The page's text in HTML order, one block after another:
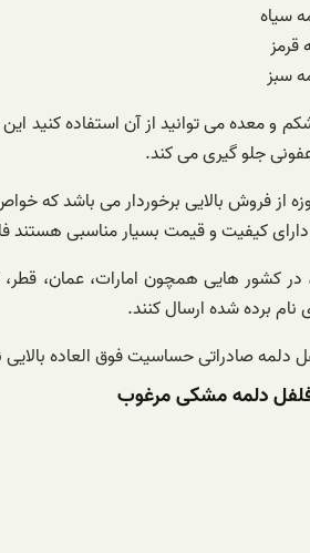
سیاه
قرمز
سبز
و معده می توانید از آن استفاده کنید
جلو گیری می کند.
از فروش بالایی برخوردار می باشد که
کیفیت و قیمت بسیار مناسبی هستند
در کشور هایی همچون امارات، عمان،
برده شده ارسال کنند.
دلمه صادراتی حساسیت فوق العاده
فلفل دلمه مشکی مرغوب